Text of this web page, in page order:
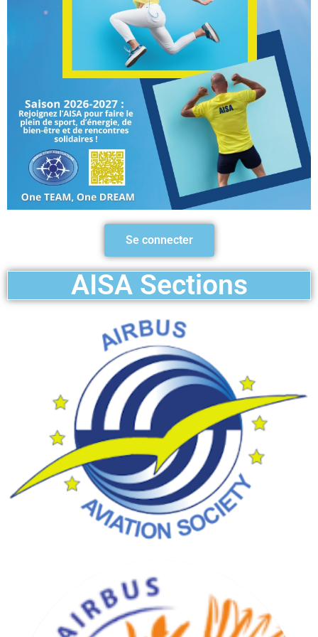
Se connecter
AISA Sections